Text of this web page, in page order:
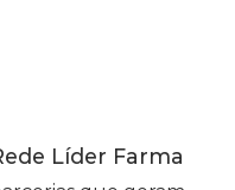
Líder Farma